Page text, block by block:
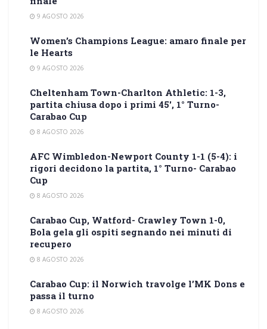
9 AGOSTO 2026
Women’s Champions League: amaro finale per
le Hearts
9 AGOSTO 2026
Cheltenham Town-Charlton Athletic: 1-3,
partita chiusa dopo i primi 45′, 1° Turno-
Carabao Cup
8 AGOSTO 2026
AFC Wimbledon-Newport County 1-1 (5-4): i
rigori decidono la partita, 1° Turno- Carabao
Cup
8 AGOSTO 2026
Carabao Cup, Watford- Crawley Town 1-0,
Bola gela gli ospiti segnando nei minuti di
recupero
8 AGOSTO 2026
Carabao Cup: il Norwich travolge l’MK Dons e
passa il turno
8 AGOSTO 2026